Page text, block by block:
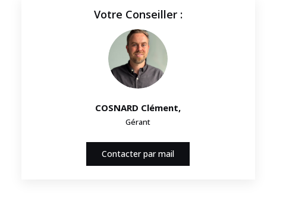
Votre Conseiller :
COSNARD Clément,
Gérant
Contacter par mail